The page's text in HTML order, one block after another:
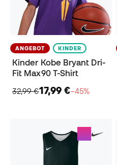
ANGEBOT KINDER
Kinder Kobe Bryant Dri-
Fit Max90 T-Shirt
32,99 €17,99 €−45%